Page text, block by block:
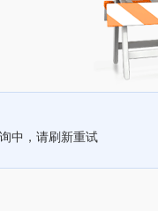
中，请刷新重试